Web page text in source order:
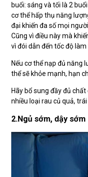
buổi: sáng và tối là 2
cơ thể hấp thụ năng
đại khiến đa số mọi
Cũng vì điều này mà
vì đói dẫn đến tốc độ
Nếu cơ thể nạp đủ năng
thể sẽ khỏe mạnh, hạn
Hãy bổ sung đầy đủ
nhiều loại rau củ quả,
2.Ngủ sớm, dậy sớm